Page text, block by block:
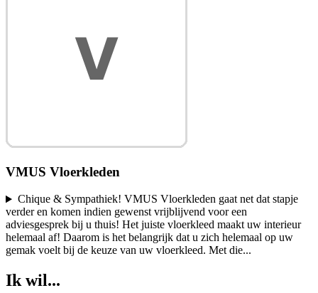
VMUS Vloerkleden
Chique & Sympathiek! VMUS Vloerkleden gaat net dat stapje
verder en komen indien gewenst vrijblijvend voor een
adviesgesprek bij u thuis! Het juiste vloerkleed maakt uw interieur
helemaal af! Daarom is het belangrijk dat u zich helemaal op uw
gemak voelt bij de keuze van uw vloerkleed. Met die...
Ik wil...